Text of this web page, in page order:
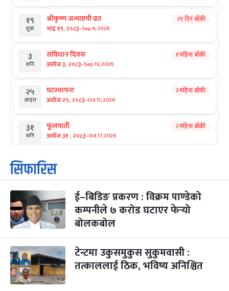
१९
शुक्र
श्रीकृष्ण जन्माष्टमी व्रत
भाद्र १९, २०८३-Sep 4, 2026
२९ दिन बाँकी
३
शनि
संविधान दिवस
असोज ३, २०८३-Sep 19, 2026
१ महिना बाँकी
२५
आइत
घटस्थापना
असोज २५, २०८३-Oct 11, 2026
२ महिना बाँकी
३१
शनि
फूलपाती
असोज ३१ , २०८३-Oct 17, 2026
२ महिना बाँकी
१
आइत
कार्तिक सङ्क्रान्ति
कार्तिक १, २०८३
३
मंगल
महानवमी
कार्तिक ३, २०८३-Oct 20, 2026
२ महिना बाँकी
४
५
बिहि
पापा‌ङ्कुशा एकादशी व्रत
कार्तिक ५, २०८३
२ महिना बाँकी
सिफारिस
ई–बिडिङ प्रकरण : विक्रम पाण्डेको
कम्पनीले ७ करोड घटाएर फेर्‍यो
बोलकबोल
टेन्टमा उकुसमुकुस सुकुमवासी :
तत्काललाई ठिक, भविष्य अनिश्चित